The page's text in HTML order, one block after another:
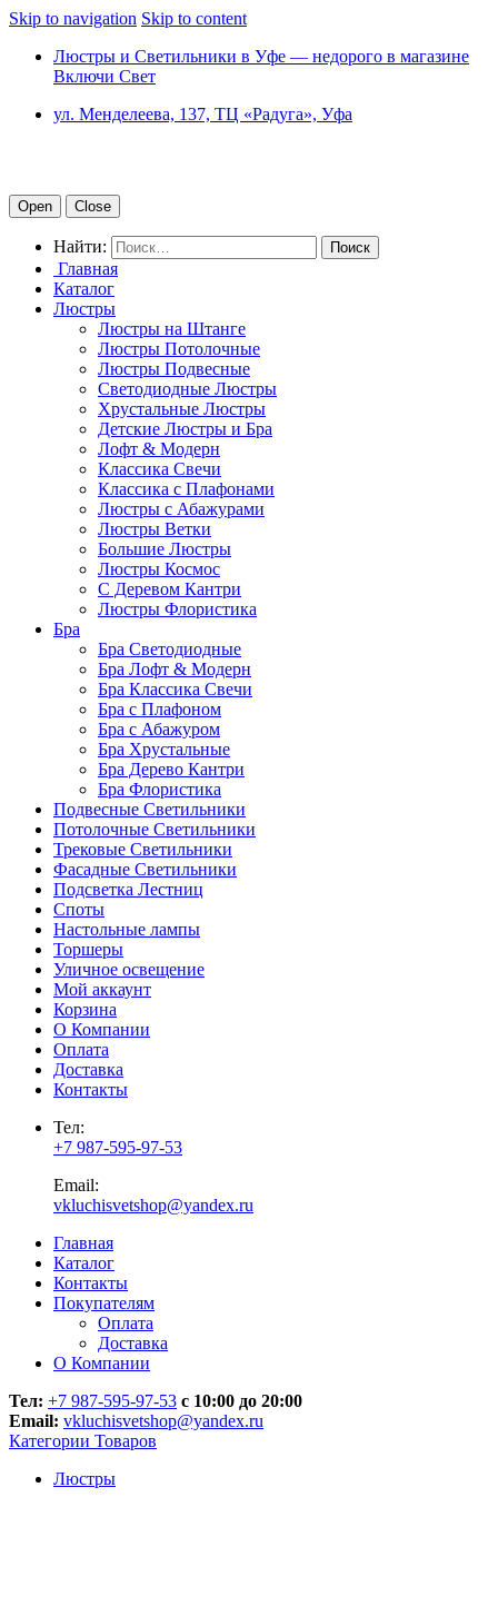
Skip to navigation Skip to content
Люстры и Светильники в Уфе — недорого в магазине
Включи Свет
ул. Менделеева, 137, ТЦ «Радуга», Уфа
Open Close
Найти:
Главная
Каталог
Люстры
Люстры на Штанге
Люстры Потолочные
Люстры Подвесные
Светодиодные Люстры
Хрустальные Люстры
Детские Люстры и Бра
Лофт & Модерн
Классика Свечи
Классика с Плафонами
Люстры с Абажурами
Люстры Ветки
Большие Люстры
Люстры Космос
С Деревом Кантри
Люстры Флористика
Бра
Бра Светодиодные
Бра Лофт & Модерн
Бра Классика Свечи
Бра с Плафоном
Бра с Абажуром
Бра Хрустальные
Бра Дерево Кантри
Бра Флористика
Подвесные Светильники
Потолочные Светильники
Трековые Светильники
Фасадные Светильники
Подсветка Лестниц
Споты
Настольные лампы
Торшеры
Уличное освещение
Мой аккаунт
Корзина
О Компании
Оплата
Доставка
Контакты
Тел:
+7 987-595-97-53
Email:
vkluchisvetshop@yandex.ru
Главная
Каталог
Контакты
Покупателям
Оплата
Доставка
О Компании
Тел: +7 987-595-97-53 с 10:00 до 20:00
Email: vkluchisvetshop@yandex.ru
Категории Товаров
Люстры